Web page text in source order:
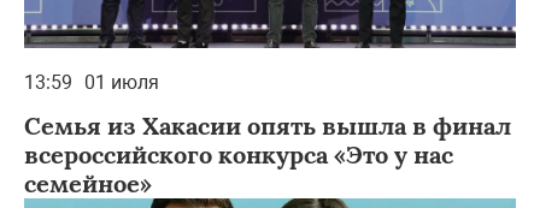
13:59 01 июля
Семья из Хакасии опять вышла в финал
всероссийского конкурса «Это у нас
семейное»